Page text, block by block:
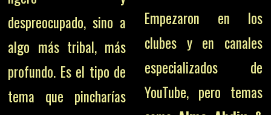
despreocupado, sino a
algo más tribal, más
profundo. Es el tipo de
tema que pincharías
Empezaron en los
clubes y en canales
especializados de
YouTube, pero temas